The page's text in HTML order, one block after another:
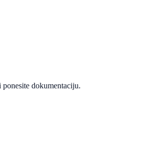
dokumentaciju.